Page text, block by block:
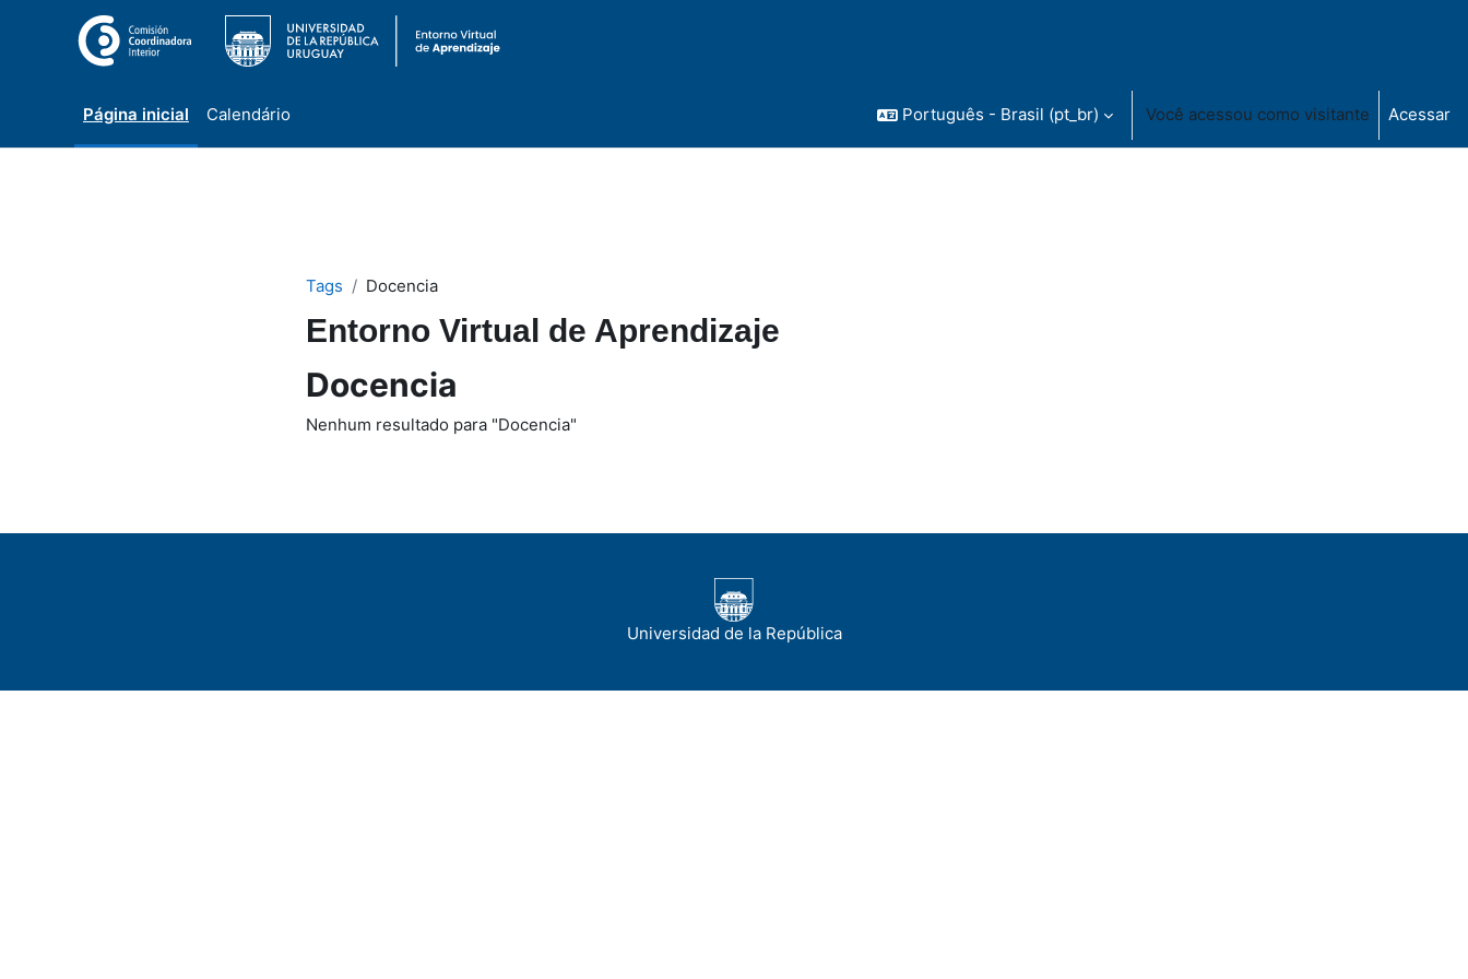
Página inicial Calendário Português - Brasil ‎(pt_br)‎ Você acessou como visitante Acessar
Tags Docencia
Entorno Virtual de Aprendizaje
Docencia
Nenhum resultado para "Docencia"
Universidad de la República